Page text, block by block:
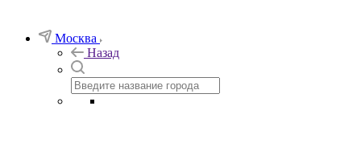
Москва
Назад